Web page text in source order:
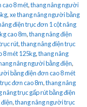
cao 8 mét,thang nâng người
,xe thang nâng người bằng
điện trục đơn 1 cột nâng
cao 8m,thang nâng điện
rút,thang nâng điện trục
8 mét 125kg,thang nâng
nâng người bằng điện,
bằng điện đơn cao 8 mét
đơn cao 8m,thang nâng
nâng trục gấp rút bằng điện
,thang nâng người trục